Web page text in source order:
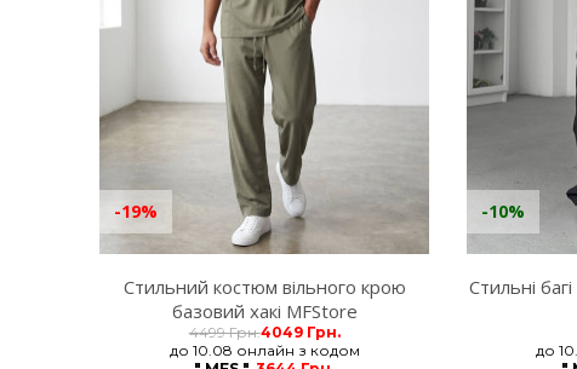
Стильний костюм вільного крою
базовий хакі MFStore
4499 Грн.4049 Грн.
до 10.08 онлайн з кодом
-19%
Стильні
до
-10%